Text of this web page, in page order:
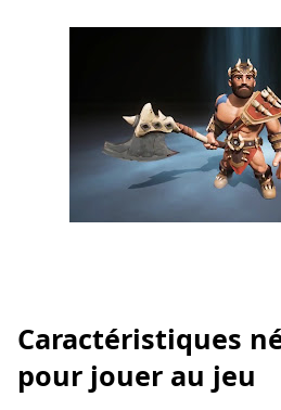
Caractéristiques
pour jouer au jeu